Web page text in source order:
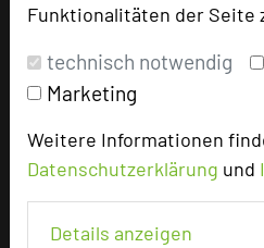
Funktionalitäten der Seite
technisch notwendig
Marketing
Weitere Informationen
Datenschutzerklärung und
Details anzeigen
Impressum zum Hotel
Hotels die Nutzungsrechte für
und sind dafür verantwortlich.